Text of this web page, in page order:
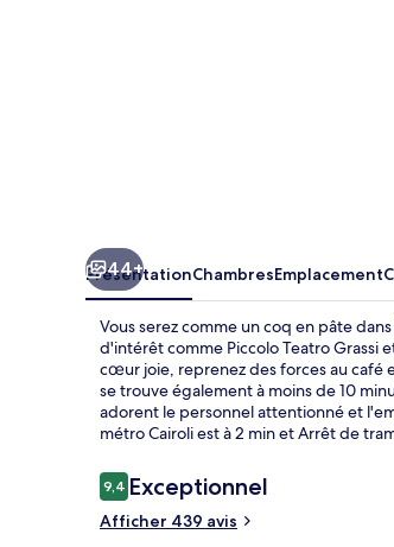
44+
PrésentationChambresEmplacement
Vous serez comme un coq en pâte
d'intérêt comme Piccolo Teatro Grassi
cœur joie, reprenez des forces au café
se trouve également à moins de 10
adorent le personnel attentionné et
métro Cairoli est à 2 min et Arrêt de
Avis
voyageurs
9,49,4 sur 10
Exceptionnel
Afficher 439 avis